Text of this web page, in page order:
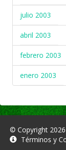
julio 2003
abril 2003
febrero 2003
enero 2003
© Copyright 2026
Términos y